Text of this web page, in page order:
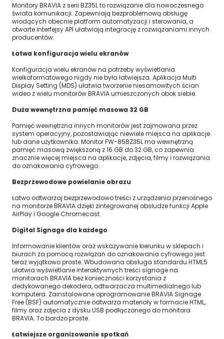
Monitory BRAVIA z serii BZ35L to rozwiązanie dla nowoczesnego
świata komunikacji. Zapewniają bezproblemową obsługę
wiodących obecnie platform automatyzacji i sterowania, a
otwarte interfejsy API ułatwiają integrację z rozwiązaniami innych
producentów.
Łatwa konfiguracja wielu ekranów
Konfiguracja wielu ekranów na potrzeby wyświetlania
wielkoformatowego nigdy nie była łatwiejsza. Aplikacja Multi
Display Setting (MDS) ułatwia tworzenie niesamowitych ścian
wideo z wielu monitorów BRAVIA umieszczonych obok siebie.
Duża wewnętrzna pamięć masowa 32 GB
Pamięć wewnętrzna innych monitorów jest zajmowana przez
system operacyjny, pozostawiając niewiele miejsca na aplikacje
lub dane użytkownika. Monitor FW-85BZ35L ma wewnętrzną
pamięć masową zwiększoną z 16 GB do 32 GB, co zapewnia
znacznie więcej miejsca na aplikacje, zdjęcia, filmy i rozwiązania
do oznakowania cyfrowego.
Bezprzewodowe powielanie obrazu
Łatwo odtwarzaj bezprzewodowo treści z urządzenia przenośnego
na monitorze BRAVIA dzięki zintegrowanej obsłudze funkcji Apple
AirPlay i Google Chromecast.
Digital Signage dla każdego
Informowanie klientów oraz wskazywanie kierunku w sklepach i
biurach za pomocą rozwiązań do oznakowania cyfrowego jest
teraz wyjątkowo proste. Wbudowana obsługa standardu HTML5
ułatwia wyświetlanie interaktywnych treści signage na
monitorach BRAVIA bez konieczności korzystania z
dedykowanego dekodera, odtwarzacza multimedialnego lub
komputera. Zainstalowane oprogramowanie BRAVIA Signage
Free (BSF) automatycznie odtwarza materiały w formacie HTML,
filmy oraz zdjęcia z dysku USB podłączonego do monitora
BRAVIA. To bardzo proste.
Łatwiejsze organizowanie spotkań